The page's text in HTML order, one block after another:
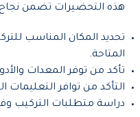
هذه التحضيرات تضمن
تحديد المكان المناسب
المتاحة.
تأكد من توفر المعدات
التأكد من توافر التعليمات
دراسة متطلبات التركيب